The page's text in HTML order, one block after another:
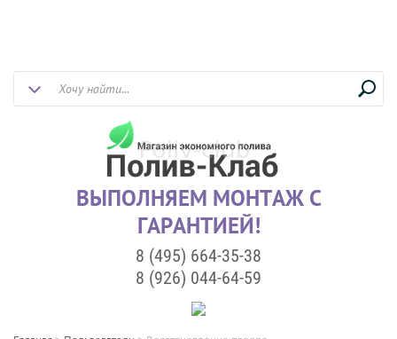
ВЫПОЛНЯЕМ МОНТАЖ С
ГАРАНТИЕЙ!
8 (495) 664-35-38
8 (926) 044-64-59